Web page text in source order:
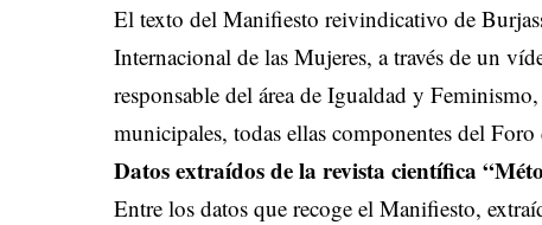
El texto del Manifiesto reivindicativo de
Internacional de las Mujeres, a través de un
responsable del área de Igualdad y
municipales, todas ellas componentes del
Datos extraídos de la revista científica
Entre los datos que recoge el Manifiesto,